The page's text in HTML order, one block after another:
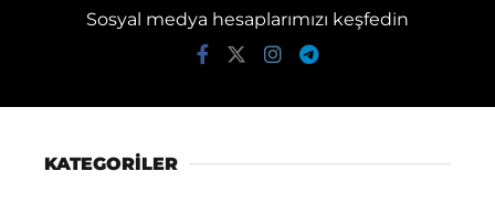
Sosyal medya hesaplarımızı keşfedin
KATEGORİLER